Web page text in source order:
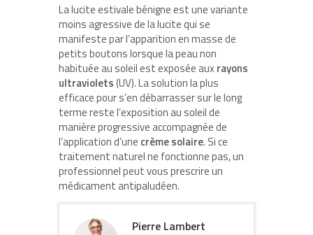
La lucite estivale bénigne est une variante
moins agressive de la lucite qui se
manifeste par l’apparition en masse de
petits boutons lorsque la peau non
habituée au soleil est exposée auxrayons
ultraviolets(UV). La solution la plus
efficace pour s’en débarrasser sur le long
terme reste l’exposition au soleil de
manière progressive accompagnée de
l’application d’une crème solaire. Si ce
traitement naturel ne fonctionne pas, un
professionnel peut vous prescrire un
médicament antipaludéen.
Pierre Lambert